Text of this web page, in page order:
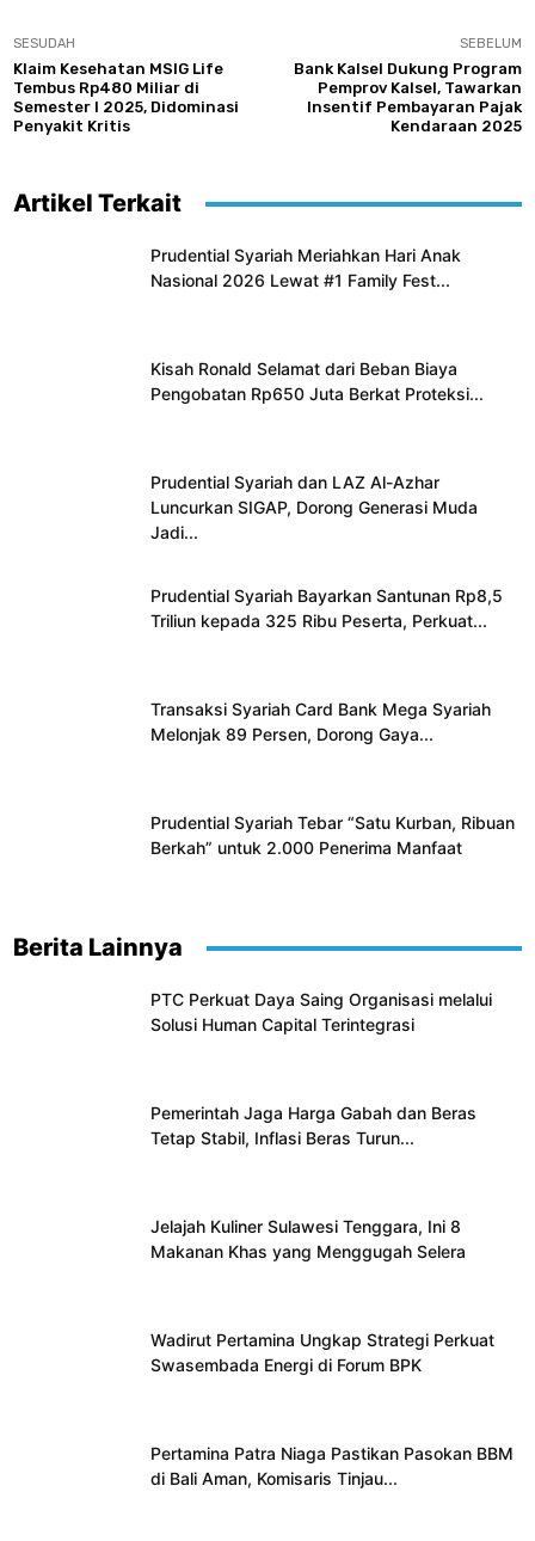
SESUDAH
Klaim Kesehatan MSIG Life
Tembus Rp480 Miliar di
Semester I 2025, Didominasi
Penyakit Kritis
SEBELUM
Bank Kalsel Dukung Program
Pemprov Kalsel, Tawarkan
Insentif Pembayaran Pajak
Kendaraan 2025
Artikel Terkait
Prudential Syariah Meriahkan Hari Anak
Nasional 2026 Lewat #1 Family Fest...
Kisah Ronald Selamat dari Beban Biaya
Pengobatan Rp650 Juta Berkat Proteksi...
Prudential Syariah dan LAZ Al-Azhar
Luncurkan SIGAP, Dorong Generasi Muda
Jadi...
Prudential Syariah Bayarkan Santunan Rp8,5
Triliun kepada 325 Ribu Peserta, Perkuat...
Transaksi Syariah Card Bank Mega Syariah
Melonjak 89 Persen, Dorong Gaya...
Prudential Syariah Tebar “Satu Kurban, Ribuan
Berkah” untuk 2.000 Penerima Manfaat
Berita Lainnya
PTC Perkuat Daya Saing Organisasi melalui
Solusi Human Capital Terintegrasi
Pemerintah Jaga Harga Gabah dan Beras
Tetap Stabil, Inflasi Beras Turun...
Jelajah Kuliner Sulawesi Tenggara, Ini 8
Makanan Khas yang Menggugah Selera
Wadirut Pertamina Ungkap Strategi Perkuat
Swasembada Energi di Forum BPK
Pertamina Patra Niaga Pastikan Pasokan BBM
di Bali Aman, Komisaris Tinjau...